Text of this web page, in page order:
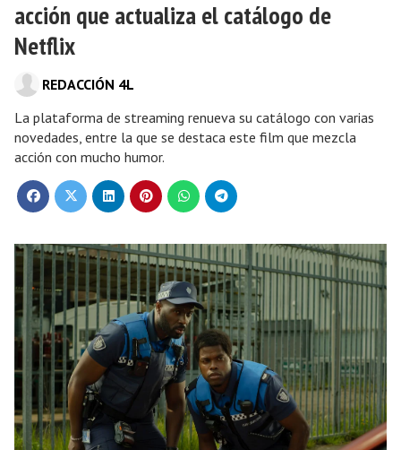
acción que actualiza el catálogo de
Netflix
La plataforma de streaming renueva su catálogo con varias
novedades, entre la que se destaca este film que mezcla
acción con mucho humor.
REDACCIÓN 4L